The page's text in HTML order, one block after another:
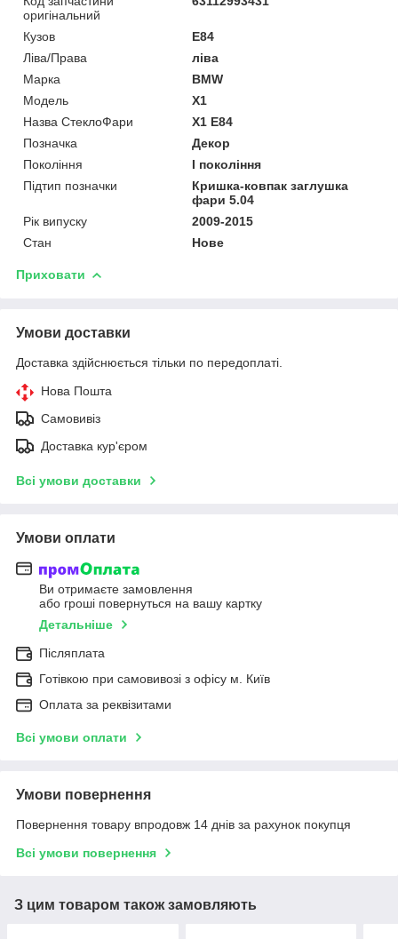
оригінальний
Кузов
E84
Ліва/Права
ліва
Марка
BMW
Мoдель
X1
Назва СтеклоФари
X1 E84
Позначка
Декор
Покоління
I покоління
Підтип позначки
Кришка-ковпак заглушка
фари 5.04
Рік випуску
2009-2015
Стан
Нове
Приховати
Умови доставки
Доставка здійснюється тільки по передоплаті.
Нова Пошта
Самовивіз
Доставка кур'єром
Всі умови доставки
Умови оплати
Ви отримаєте замовлення
або гроші повернуться на вашу картку
Детальніше
Післяплата
Готівкою при самовивозі з офісу м. Київ
Оплата за реквізитами
Всі умови оплати
Умови повернення
Повернення товару впродовж 14 днів за рахунок покупця
Всі умови повернення
З цим товаром також замовляють